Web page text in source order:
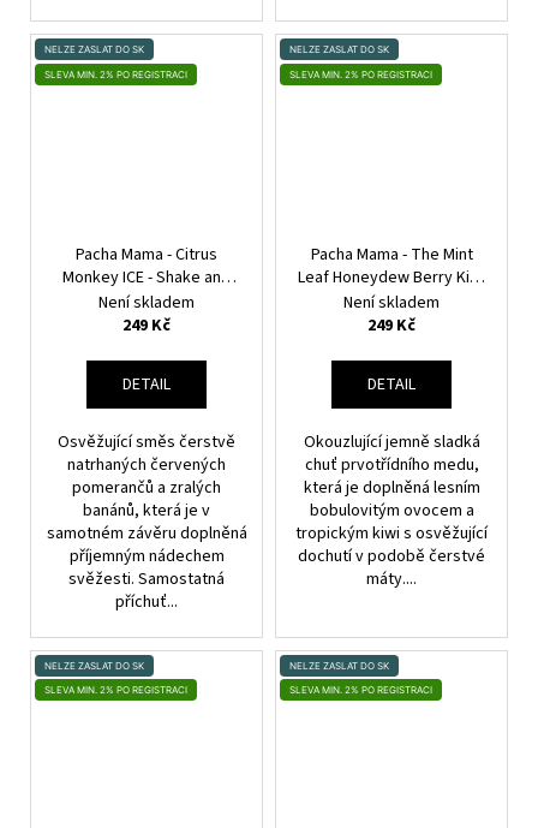
NELZE ZASLAT DO SK
SLEVA MIN. 2% PO REGISTRACI
Pacha Mama - Citrus
Monkey ICE - Shake and
Vape - 20ml
Není skladem
249 Kč
DETAIL
Osvěžující směs čerstvě
natrhaných červených
pomerančů a zralých
banánů, která je v
samotném závěru doplněná
příjemným nádechem
svěžesti. Samostatná
příchuť...
NELZE ZASLAT DO SK
SLEVA MIN. 2% PO REGISTRACI
Pacha Mama - The Mint
Leaf Honeydew Berry Kiwi
- Shake and Vape - 20ml
Není skladem
249 Kč
DETAIL
Okouzlující jemně sladká
chuť prvotřídního medu,
která je doplněná lesním
bobulovitým ovocem a
tropickým kiwi s osvěžující
dochutí v podobě čerstvé
máty....
NELZE ZASLAT DO SK
SLEVA MIN. 2% PO REGISTRACI
NELZE ZASLAT DO SK
SLEVA MIN. 2% PO REGISTRACI